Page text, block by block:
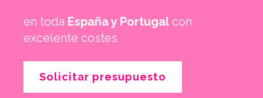
en toda España y Portugal con
excelente costes
Solicitar presupuesto